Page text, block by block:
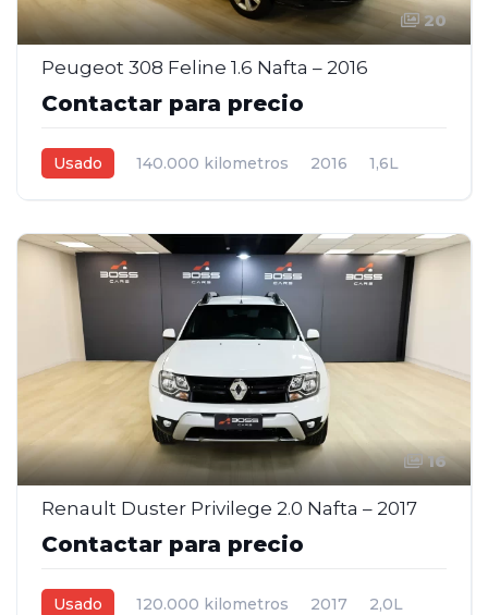
20
Peugeot 308 Feline 1.6 Nafta – 2016
Contactar para precio
Usado 140.000 kilometros 2016
1,6L
16
Renault Duster Privilege 2.0 Nafta – 2017
Contactar para precio
Usado 120.000 kilometros 2017
2,0L